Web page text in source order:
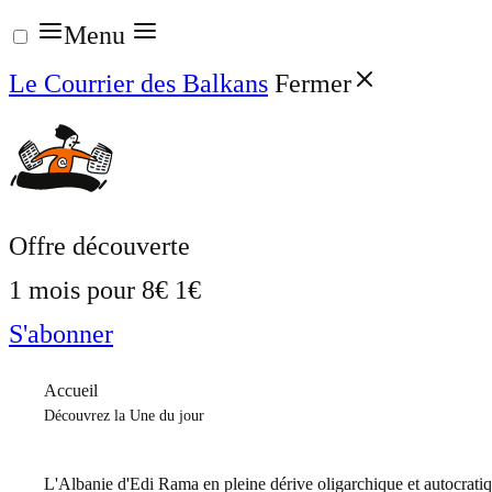
Aller
au
contenu
Menu
Le Courrier des Balkans Fermer
Offre découverte
1 mois pour 8€ 1€
S'abonner
Accueil
Découvrez la Une du jour
L'Albanie d'Edi Rama en pleine dérive oligarchique et